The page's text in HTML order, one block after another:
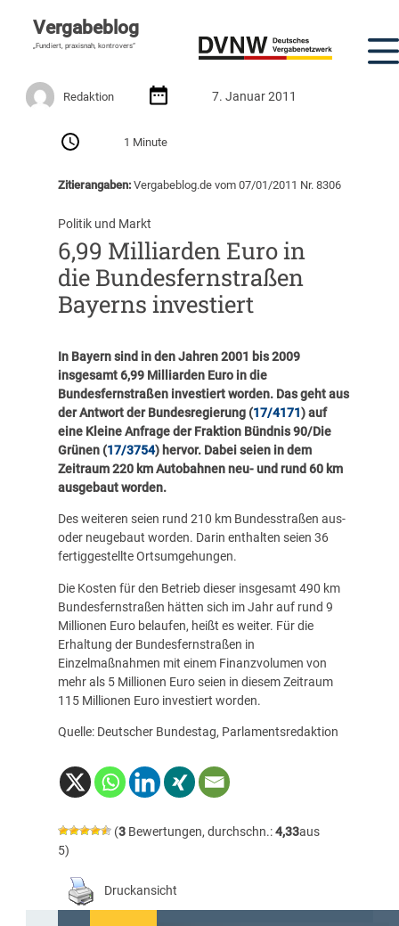
Vergabeblog
„Fundiert, praxisnah, kontrovers“
Redaktion 7. Januar 2011
1 Minute
Zitierangaben:Vergabeblog.de vom 07/01/2011 Nr. 8306
Politik und Markt
6,99 Milliarden Euro in
die Bundesfernstraßen
Bayerns investiert
In Bayern sind in den Jahren 2001 bis 2009
insgesamt 6,99 Milliarden Euro in die
Bundesfernstraßen investiert worden. Das geht aus
der Antwort der Bundesregierung (17/4171) auf
eine Kleine Anfrage der Fraktion Bündnis 90/Die
Grünen (17/3754) hervor. Dabei seien in dem
Zeitraum 220 km Autobahnen neu- und rund 60 km
ausgebaut worden.
Des weiteren seien rund 210 km Bundesstraßen aus-
oder neugebaut worden. Darin enthalten seien 36
fertiggestellte Ortsumgehungen.
Die Kosten für den Betrieb dieser insgesamt 490 km
Bundesfernstraßen hätten sich im Jahr auf rund 9
Millionen Euro belaufen, heißt es weiter. Für die
Erhaltung der Bundesfernstraßen in
Einzelmaßnahmen mit einem Finanzvolumen von
mehr als 5 Millionen Euro seien in diesem Zeitraum
115 Millionen Euro investiert worden.
Quelle: Deutscher Bundestag, Parlamentsredaktion
(3Bewertungen, durchschn.:4,33aus
5)
Druckansicht